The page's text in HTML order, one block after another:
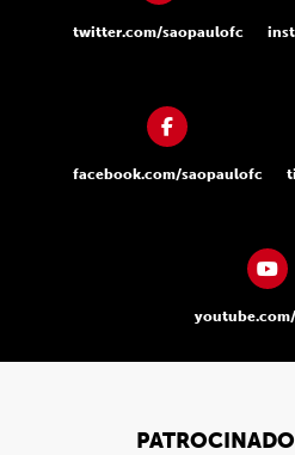
twitter.com/saopaulofc
facebook.com/saopaulofc